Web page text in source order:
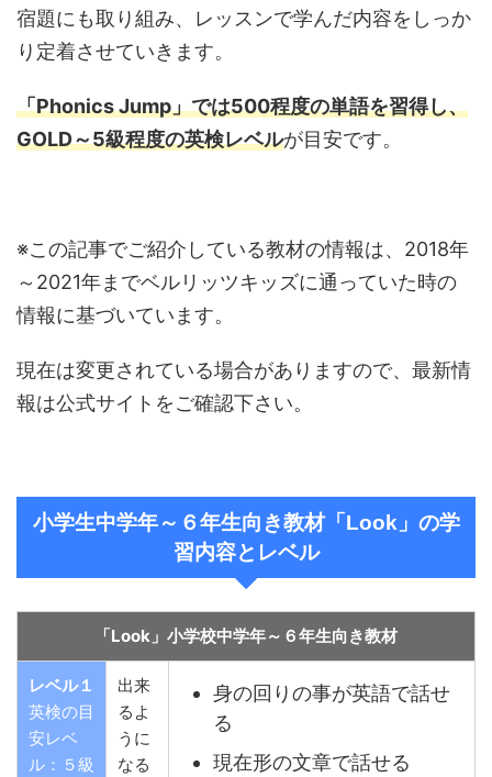
宿題にも取り組み、レッスンで学んだ内容をしっか
り定着させていきます。
「Phonics Jump」では500程度の単語を習得し、
GOLD～5級程度の英検レベルが目安です。
※この記事でご紹介している教材の情報は、2018年
～2021年までベルリッツキッズに通っていた時の
情報に基づいています。
現在は変更されている場合がありますので、最新情
報は公式サイトをご確認下さい。
小学生中学年～６年生向き教材「Look」の学
習内容とレベル
「Look」小学校中学年～６年生向き教材
レベル１
英検の目
安レベ
ル：５級
出来
るよ
うに
なる
身の回りの事が英語で話せ
る
現在形の文章で話せる